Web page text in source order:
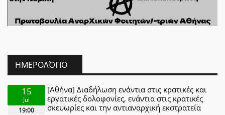
ΗΜΕΡΟΛΌΓΙΟ
15
Jul
19:00
[Αθήνα] Διαδήλωση ενάντια στις κρατικές και
εργατικές δολοφονίες, ενάντια στις κρατικές
σκευωρίες και την αντιαναρχική εκστρατεία